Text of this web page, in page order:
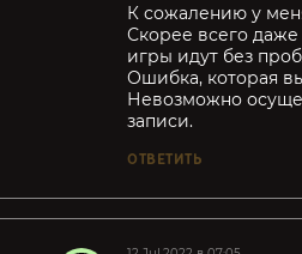
К сожалению у
Скорее всего даже
игры идут без
Ошибка, которая
Невозможно
записи.
ОТВЕТИТЬ